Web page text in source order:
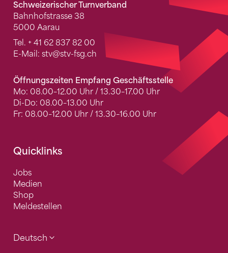
Schweizerischer Turnverband
Bahnhofstrasse 38
5000 Aarau
Tel. + 41 62 837 82 00
E-Mail: stv@stv-fsg.ch
Öffnungszeiten Empfang Geschäftsstelle
Mo: 08.00–12.00 Uhr / 13.30–17.00 Uhr
Di-Do: 08.00–13.00 Uhr
Fr: 08.00–12.00 Uhr / 13.30–16.00 Uhr
Quicklinks
Jobs
Medien
Shop
Meldestellen
Deutsch